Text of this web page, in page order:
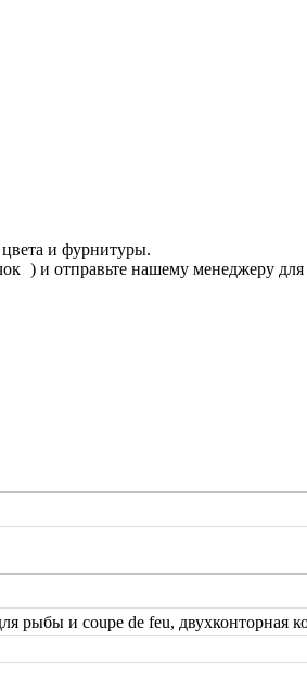
цвета и фурнитуры.
) и отправьте нашему менеджеру для
рыбы и coupe de feu, двухконторная